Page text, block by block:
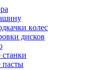
кoлec
дисков